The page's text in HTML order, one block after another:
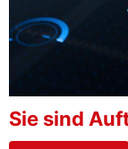
Sie sind